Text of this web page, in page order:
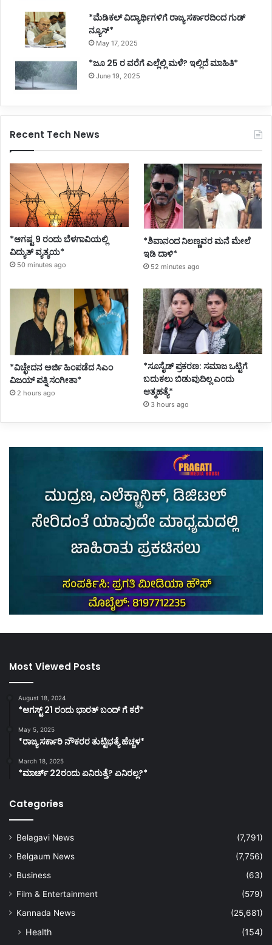
*ಮೆಡಿಕಲ್ ವಿದ್ಯಾರ್ಥಿಗಳಿಗೆ ರಾಜ್ಯ ಸರ್ಕಾರದಿಂದ ಗುಡ್
ನ್ಯೂಸ್*
May 17, 2025
*ಜೂ 25 ರ ವರೆಗೆ ಎಲ್ಲೆಲ್ಲಿ ಮಳೆ? ಇಲ್ಲಿದೆ ಮಾಹಿತಿ*
June 19, 2025
Recent Tech News
*ಆಗಷ್ಟ 9 ರಂದು ಬೆಳಗಾವಿಯಲ್ಲಿ
ವಿದ್ಯುತ್ ವ್ಯತ್ಯಯ*
50 minutes ago
*ಶಿವಾನಂದ ನಿಲಣ್ಣವರ ಮನೆ ಮೇಲೆ
ಇಡಿ ದಾಳಿ*
52 minutes ago
*ವಿಚ್ಛೇದನ ಅರ್ಜಿ ಹಿಂಪಡೆದ ಸಿಎಂ
ವಿಜಯ್ ಪತ್ನಿ ಸಂಗೀತಾ*
2 hours ago
*ಸೂಸೈಡ್ ಪ್ರಕರಣ: ಸಮಾಜ ಒಟ್ಟಿಗೆ
ಬದುಕಲು ಬಿಡುವುದಿಲ್ಲ ಎಂದು
ಆತ್ಮಹತ್ಯೆ*
3 hours ago
Most Viewed Posts
August 18, 2024
*ಆಗಸ್ಟ್ 21 ರಂದು ಭಾರತ್‌ ಬಂದ್‌ ಗೆ ಕರೆ*
May 5, 2025
*ರಾಜ್ಯ ಸರ್ಕಾರಿ ನೌಕರರ ತುಟ್ಟಿಭತ್ಯೆ ಹೆಚ್ಚಳ*
March 18, 2025
*ಮಾರ್ಚ್ 22ರಂದು ಏನಿರುತ್ತೆ? ಏನಿರಲ್ಲ?*
Categories
Belagavi News
(7,791)
Belgaum News
(7,756)
Business
(63)
Film & Entertainment
(579)
Kannada News
(25,681)
Health (154)